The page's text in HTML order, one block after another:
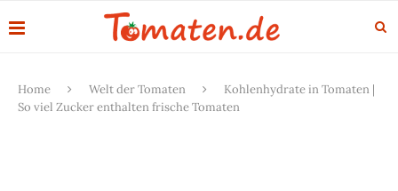
Home Welt der Tomaten
Kohlenhydrate in Tomaten |
So viel Zucker enthalten frische Tomaten